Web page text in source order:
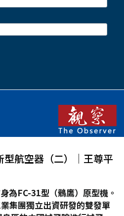
型航空器（二）│王尊平
為FC-31型（鶻鷹）原型機。
集團獨立出資研發的雙發單